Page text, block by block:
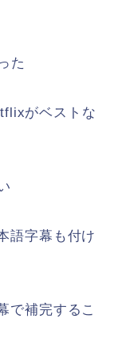
た
がベストな
語字幕も付け
で補完するこ